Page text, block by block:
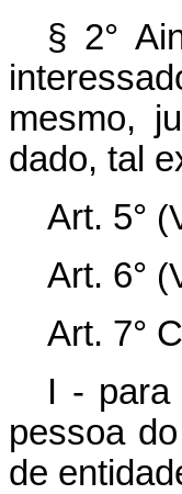
§ 2°
mesmo,
dado, tal
Art. 5°
Art. 6°
Art. 7°
I - para
pessoa
de